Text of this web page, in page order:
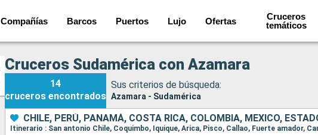
Compañías Barcos Puertos Lujo Ofertas
Cruceros
temáticos
Cruceros Sudamérica con Azamara
14
cruceros encontrados
Sus criterios de búsqueda:
Azamara - Sudamérica